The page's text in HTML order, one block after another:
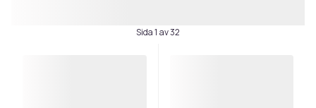
Sida 1 av 32